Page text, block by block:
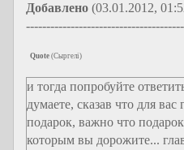
Добавлено (03.01.2012,
Quote (Сыргелi)
и тогда попробуйте
думаете, сказав что для
подарок, важно что
которым вы дорожите...